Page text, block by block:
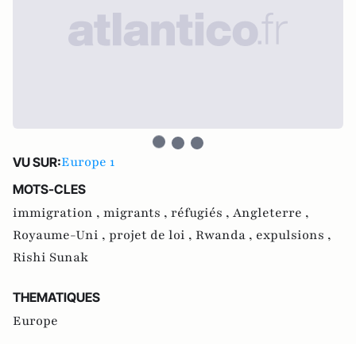
VU SUR:Europe 1
MOTS-CLES
immigration , migrants , réfugiés , Angleterre ,
Royaume-Uni , projet de loi , Rwanda , expulsions ,
Rishi Sunak
THEMATIQUES
Europe